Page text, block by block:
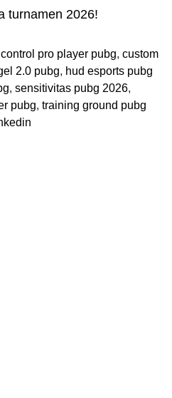
turnamen 2026!
control pro player pubg, custom
2.0 pubg, hud esports pubg
, sensitivitas pubg 2026,
pubg, training ground pubg